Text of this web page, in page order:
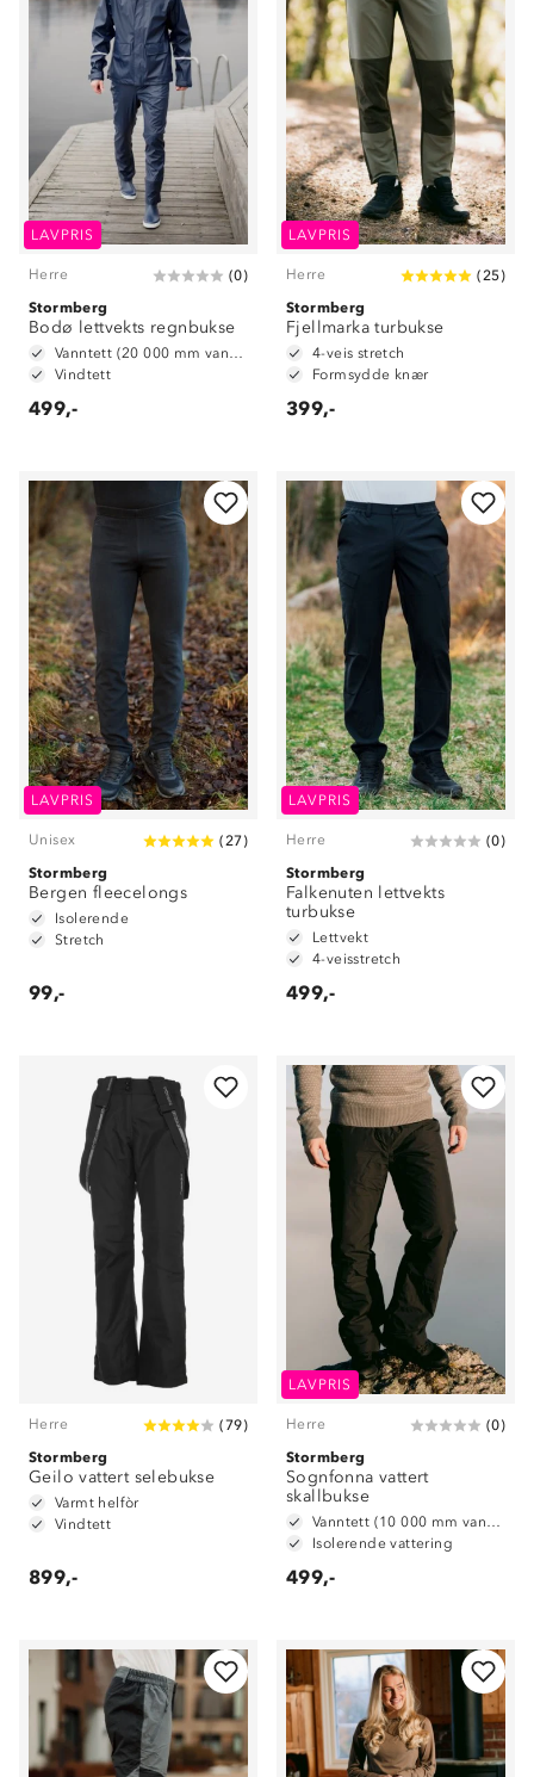
LAVPRIS
Herre (0)
Stormberg
Bodø lettvekts regnbukse
Vanntett (20 000 mm vannsøyle)
Vindtett
499,-
LAVPRIS
Herre (25)
Stormberg
Fjellmarka turbukse
4-veis stretch
Formsydde knær
399,-
LAVPRIS
Unisex (27)
Stormberg
Bergen fleecelongs
Isolerende
Stretch
99,-
LAVPRIS
Herre (0)
Stormberg
Falkenuten lettvekts
turbukse
Lettvekt
4-veisstretch
499,-
Herre (79)
Stormberg
Geilo vattert selebukse
Varmt helfòr
Vindtett
899,-
LAVPRIS
Herre (0)
Stormberg
Sognfonna vattert
skallbukse
Vanntett (10 000 mm vannsøyle)
Isolerende vattering
499,-